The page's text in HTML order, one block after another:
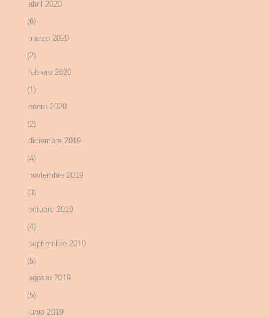
abril 2020
(6)
marzo 2020
(2)
febrero 2020
(1)
enero 2020
(2)
diciembre 2019
(4)
noviembre 2019
(3)
octubre 2019
(4)
septiembre 2019
(5)
agosto 2019
(5)
junio 2019